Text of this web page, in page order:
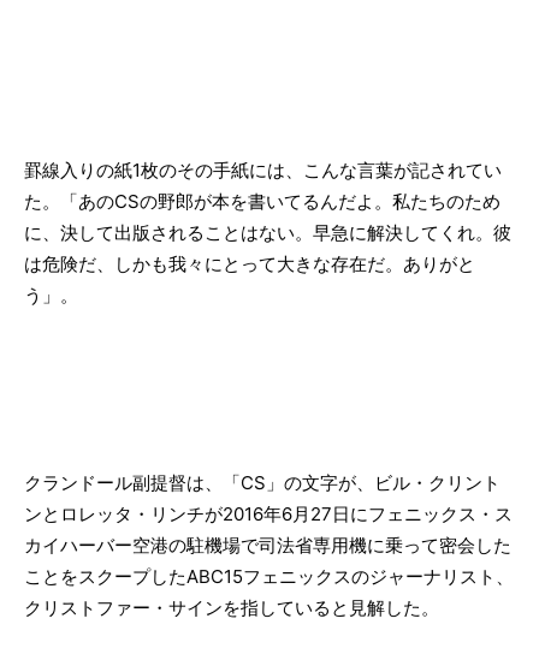
罫線入りの紙1枚のその手紙には、こんな言葉が記されてい
た。「あのCSの野郎が本を書いてるんだよ。私たちのため
に、決して出版されることはない。早急に解決してくれ。彼
は危険だ、しかも我々にとって大きな存在だ。ありがと
う」。
クランドール副提督は、「CS」の文字が、ビル・クリント
ンとロレッタ・リンチが2016年6月27日にフェニックス・ス
カイハーバー空港の駐機場で司法省専用機に乗って密会した
ことをスクープしたABC15フェニックスのジャーナリスト、
クリストファー・サインを指していると見解した。